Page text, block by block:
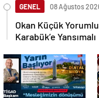
GENEL 08 Ağustos
Okan Küçük
Karabük’e Yansımalı